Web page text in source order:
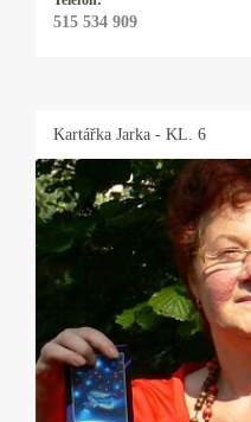
515 534 909
Kartářka Jarka - KL. 6
Výklad tarotových
jasnovidění a
práce s anděly a
andělských rituálů.